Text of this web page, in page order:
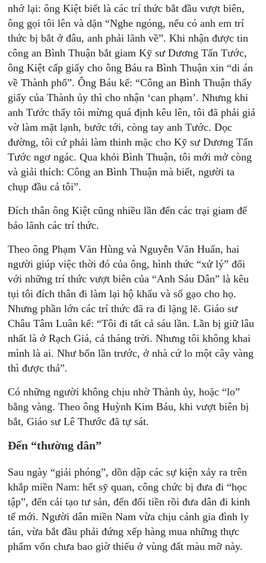
nhớ lại: ông Kiệt biết là các trí thức bắt đầu vượt biên,
ông gọi tôi lên và dặn “Nghe ngóng, nếu có anh em trí
thức bị bắt ở đâu, anh phải lãnh về”. Khi nhận được tin
công an Bình Thuận bắt giam Kỹ sư Dương Tấn Tước,
ông Kiệt cấp giấy cho ông Báu ra Bình Thuận xin “di án
về Thành phố”. Ông Báu kể: “Công an Bình Thuận thấy
giấy của Thành ủy thì cho nhận ‘can phạm’. Nhưng khi
anh Tước thấy tôi mừng quá định kêu lên, tôi đã phải giả
vờ làm mặt lạnh, bước tới, còng tay anh Tước. Dọc
đường, tôi cứ phải làm thinh mặc cho Kỹ sư Dương Tấn
Tước ngơ ngác. Qua khỏi Bình Thuận, tôi mới mở còng
và giải thích: Công an Bình Thuận mà biết, người ta
chụp đầu cả tôi”.
Đích thân ông Kiệt cũng nhiều lần đến các trại giam để
bảo lãnh các trí thức.
Theo ông Phạm Văn Hùng và Nguyễn Văn Huấn, hai
người giúp việc thời đó của ông, hình thức “xử lý” đối
với những trí thức vượt biên của “Anh Sáu Dân” là kêu
tụi tôi đích thân đi làm lại hộ khẩu và sổ gạo cho họ.
Nhưng phần lớn các trí thức đã ra đi lặng lẽ. Giáo sư
Châu Tâm Luân kể: “Tôi đi tất cả sáu lần. Lần bị giữ lâu
nhất là ở Rạch Giá, cả tháng trời. Nhưng tôi không khai
mình là ai. Như bốn lần trước, ở nhà cứ lo một cây vàng
thì được thả”.
Có những người không chịu nhờ Thành ủy, hoặc “lo”
bằng vàng. Theo ông Huỳnh Kim Báu, khi vượt biên bị
bắt, Giáo sư Lê Thước đã tự sát.
Đến “thường dân”
Sau ngày “giải phóng”, dồn dập các sự kiện xảy ra trên
khắp miền Nam: hết sỹ quan, công chức bị đưa đi “học
tập”, đến cải tạo tư sản, đến đổi tiền rồi đưa dân đi kinh
tế mới. Người dân miền Nam vừa chịu cảnh gia đình ly
tán, vừa bắt đầu phải đứng xếp hàng mua những thực
phẩm vốn chưa bao giờ thiếu ở vùng đất màu mỡ này.